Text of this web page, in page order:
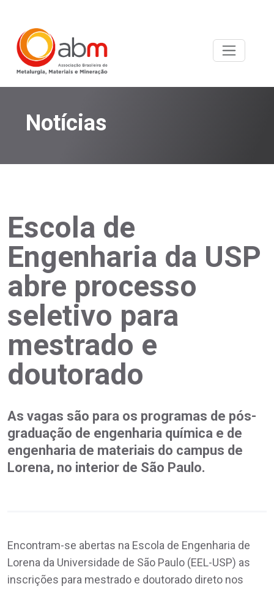
Notícias
Escola de
Engenharia da USP
abre processo
seletivo para
mestrado e
doutorado
As vagas são para os programas de pós-
graduação de engenharia química e de
engenharia de materiais do campus de
Lorena, no interior de São Paulo.
Encontram-se abertas na Escola de Engenharia de
Lorena da Universidade de São Paulo (EEL-USP) as
inscrições para mestrado e doutorado direto nos